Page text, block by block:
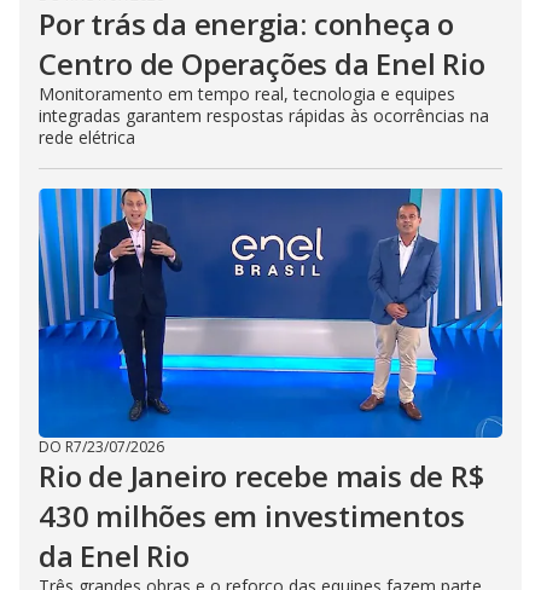
Por trás da energia: conheça o
Centro de Operações da Enel Rio
Monitoramento em tempo real, tecnologia e equipes
integradas garantem respostas rápidas às ocorrências na
rede elétrica
DO R7/23/07/2026
Rio de Janeiro recebe mais de R$
430 milhões em investimentos
da Enel Rio